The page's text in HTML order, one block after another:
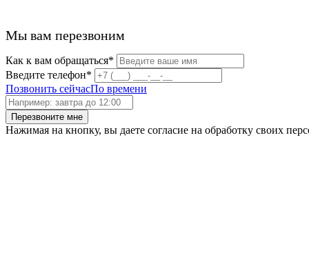
Мы вам перезвоним
Как к вам обращаться*
Введите телефон*
Позвонить сейчасПо времени
Перезвоните мне
Нажимая на кнопку, вы даете согласие на обработку своих